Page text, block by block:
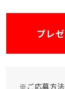
プレ
※ご応募方